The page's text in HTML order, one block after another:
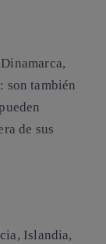
son también
de sus
Islandia,